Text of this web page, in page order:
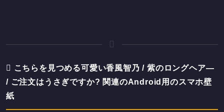
こちらを見つめる可愛い香風智乃 / 紫のロングヘア―
/ ご注文はうさぎですか? 関連のAndroid用のスマホ壁
紙